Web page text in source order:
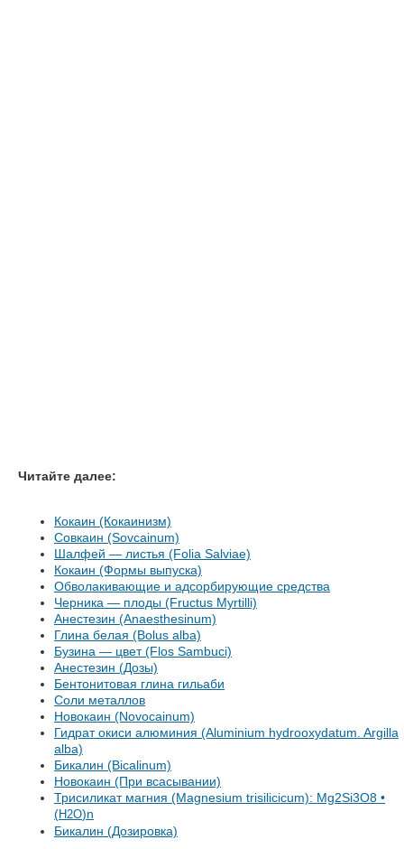
Читайте далее:
Кокаин (Кокаинизм)
Совкаин (Sovcainum)
Шалфей — листья (Folia Salviae)
Кокаин (Формы выпуска)
Обволакивающие и адсорбирующие средства
Черника — плоды (Fructus Myrtilli)
Анестезин (Anaesthesinum)
Глина белая (Bolus alba)
Бузина — цвет (Flos Sambuci)
Анестезин (Дозы)
Бентонитовая глина гильаби
Соли металлов
Новокаин (Novocainum)
Гидрат окиси алюминия (Aluminium hydrooxydatum. Argilla
alba)
Бикалин (Bicalinum)
Новокаин (При всасывании)
Трисиликат магния (Magnesium trisilicicum): Mg2Si3О8 •
(H2О)n
Бикалин (Дозировка)